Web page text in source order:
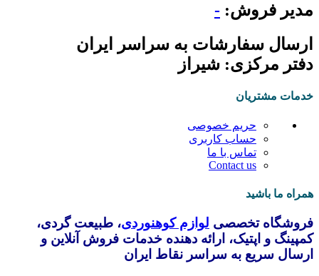
مدیر فروش: -
ارسال سفارشات به سراسر ایران
دفتر مرکزی: شیراز
خدمات مشتریان
حریم خصوصی
حساب کاربری
تماس با ما
Contact us
همراه ما باشید
فروشگاه تخصصی لوازم کوهنوردی، طبیعت گردی،
کمپینگ و اپتیک، ارائه دهنده خدمات فروش آنلاین و
ارسال سریع به سراسر نقاط ایران